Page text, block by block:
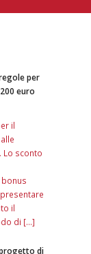
per
euro
il
Lo sconto
il
di […]
di